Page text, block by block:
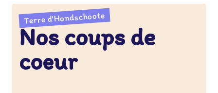
Terre d'Hondschoote
Nos coups de
coeur